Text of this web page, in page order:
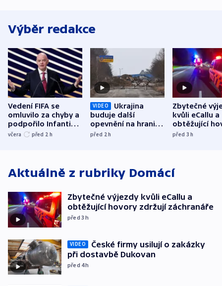
Výběr redakce
Vedení FIFA se
omluvilo za chyby a
podpořilo Infantina.
UEFA trvá na
včera před 2 h
VIDEO
Ukrajina
buduje další
opevnění na hranici
s Běloruskem
před 2h
Zbytečné
kvůli eCallu a
obtěžující
zdržují
před 3h
Aktuálně z rubriky Domácí
Zbytečné výjezdy kvůli eCallu a
obtěžující hovory zdržují záchranáře
před 3h
VIDEO
České firmy usilují o zakázky
při dostavbě Dukovan
před 4h